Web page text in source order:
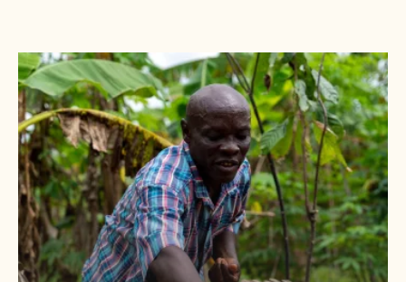
LIRE
LIRE
LA
SUITE